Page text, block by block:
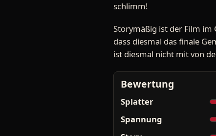
schlimm!
Storymäßig ist der Film im
dass diesmal das finale
ist diesmal nicht mit von
Bewertung
Splatter
Spannung